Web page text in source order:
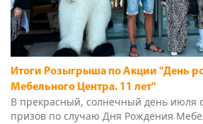
Итоги Розыгрыша по Акции "День
Мебельного Центра. 11 лет"
В прекрасный, солнечный день июля
призов по случаю Дня Рождения
"Большая Медведица". Собралось
каждый из которых мечтал выиграть
100000...